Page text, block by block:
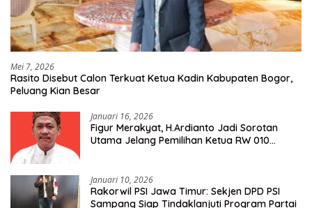
Mei 7, 2026
Rasito Disebut Calon Terkuat Ketua Kadin Kabupaten Bogor,
Peluang Kian Besar
Januari 16, 2026
Figur Merakyat, H.Ardianto Jadi Sorotan
Utama Jelang Pemilihan Ketua RW 010
Januari 10, 2026
Rakorwil PSI Jawa Timur: Sekjen DPD PSI
Sampang Siap Tindaklanjuti Program Partai